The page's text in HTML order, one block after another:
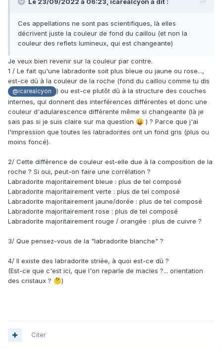
Le 23/09/2022 à 06:23, icarealcyon a dit :
Ces appellations ne sont pas scientifiques, là elles
décrivent juste la couleur de fond du caillou (et non la
couleur des reflets lumineux, qui est changeante)
Je veux bien revenir sur la couleur par contre.
1 / Le fait qu'une labradorite soit plus bleue ou jaune ou rose...,
est-ce dû à la couleur de la roche (fond du caillou comme tu dis
@icarealcyon
) ou est-ce plutôt dû à la structure des couches
internes, qui donnent des interférences différentes et donc une
couleur d'adularescence différente même si changeante (là je
sais pas si je suis claire sur ma question 😛 ) ? Parce que j'ai
l'impression que toutes les labradorites ont un fond gris (plus ou
moins foncé).
2/ Cette différence de couleur est-elle due à la composition de la
roche ? Si oui, peut-on faire une corrélation ?
Labradorite majoritairement bleue : plus de tel composé
Labradorite majoritairement verte : plus de tel composé
Labradorite majoritairement jaune/dorée : plus de tel composé
Labradorite majoritairement rose : plus de tel composé
Labradorite majoritairement rouge / orangée : plus de cuivre ?
3/ Que pensez-vous de la "labradorite blanche" ?
4/ Il existe des labradorite striée, à quoi est-ce dû ?
(Est-ce que c'est ici, que l'on reparle de macles ?... orientation
des cristaux ? 🤔)
Citer